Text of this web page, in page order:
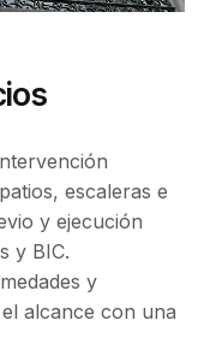
escaleras e
y ejecución
y BIC.
y
alcance con una